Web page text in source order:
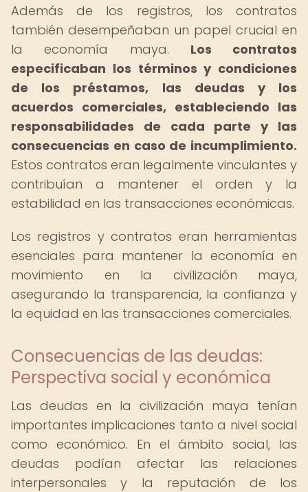
Además de los registros, los contratos
también desempeñaban un papel crucial en
la economía maya. Los contratos
especificaban los términos y condiciones
de los préstamos, las deudas y los
acuerdos comerciales, estableciendo las
responsabilidades de cada parte y las
consecuencias en caso de incumplimiento.
Estos contratos eran legalmente vinculantes y
contribuían a mantener el orden y la
estabilidad en las transacciones económicas.
Los registros y contratos eran herramientas
esenciales para mantener la economía en
movimiento en la civilización maya,
asegurando la transparencia, la confianza y
la equidad en las transacciones comerciales.
Consecuencias de las deudas:
Perspectiva social y económica
Las deudas en la civilización maya tenían
importantes implicaciones tanto a nivel social
como económico. En el ámbito social, las
deudas podían afectar las relaciones
interpersonales y la reputación de los